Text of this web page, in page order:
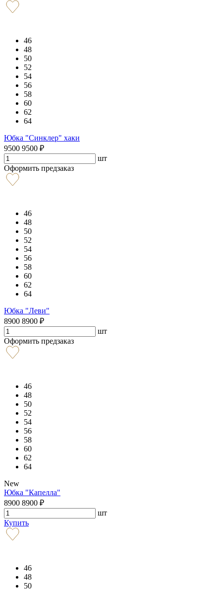
46
48
50
52
54
56
58
60
62
64
Юбка "Синклер" хаки
9500 9500 ₽
шт
Оформить предзаказ
46
48
50
52
54
56
58
60
62
64
Юбка "Леви"
8900 8900 ₽
шт
Оформить предзаказ
46
48
50
52
54
56
58
60
62
64
New
Юбка "Капелла"
8900 8900 ₽
шт
Купить
46
48
50